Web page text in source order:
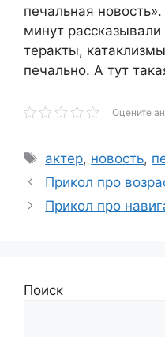
печальная
минут
теракты,
печально. А тут
Оцените
Метки
актер, новость,
Прикол про
Прикол про
Поиск